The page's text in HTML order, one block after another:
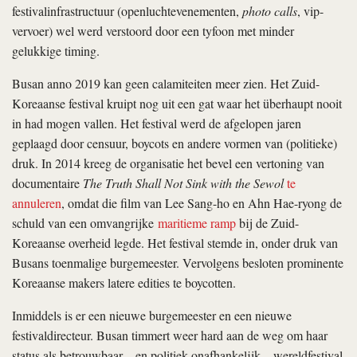
festivalinfrastructuur (openluchtevenementen, photo calls, vip-
vervoer) wel werd verstoord door een tyfoon met minder
gelukkige timing.
Busan anno 2019 kan geen calamiteiten meer zien. Het Zuid-
Koreaanse festival kruipt nog uit een gat waar het überhaupt nooit
in had mogen vallen. Het festival werd de afgelopen jaren
geplaagd door censuur, boycots en andere vormen van (politieke)
druk. In 2014 kreeg de organisatie het bevel een vertoning van
documentaire The Truth Shall Not Sink with the Sewolte
annuleren, omdat die film van Lee Sang-ho en Ahn Hae-ryong de
schuld van een omvangrijke maritieme rampbij de Zuid-
Koreaanse overheid legde. Het festival stemde in, onder druk van
Busans toenmalige burgemeester. Vervolgens besloten prominente
Koreaanse makers latere edities te boycotten.
Inmiddels is er een nieuwe burgemeester en een nieuwe
festivaldirecteur. Busan timmert weer hard aan de weg om haar